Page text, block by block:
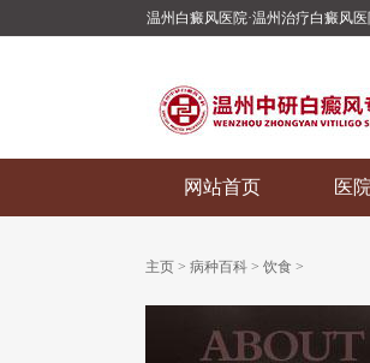
温州白癜风医院·温州治疗白癜风
网站首页 医
主页 > 病种百科 > 饮食 >